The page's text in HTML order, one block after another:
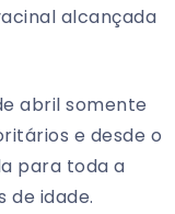
alcançada
abril somente
e desde o
para toda a
de idade.